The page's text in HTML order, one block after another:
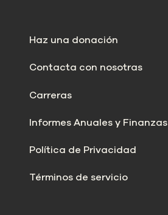
Haz una donación
Contacta con nosotras
Carreras
Informes Anuales y Finanzas
Política de Privacidad
Términos de servicio